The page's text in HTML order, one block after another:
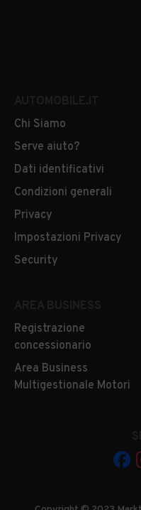
Chi Siamo
Serve aiuto?
Dati identificativi
Condizioni generali
Privacy
Impostazioni Privacy
Security
Registrazione
concessionario
Area Business
Multigestionale Motori